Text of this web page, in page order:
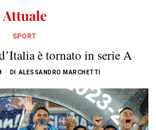
SPORT
è tornato in serie A
DI ALESSANDRO MARCHETTI